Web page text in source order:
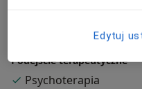
Podejście terapeutyczne
Psychoterapia
Edytuj